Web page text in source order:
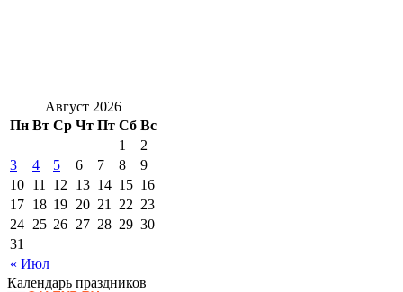
Август 2026
Пн Вт Ср Чт Пт Сб Вс
« Июл
1
2
3
4 5 6 7 8
9
10 11 12 13 14 15 16
17 18 19 20 21 22 23
24 25 26 27 28 29 30
31
Календарь праздников